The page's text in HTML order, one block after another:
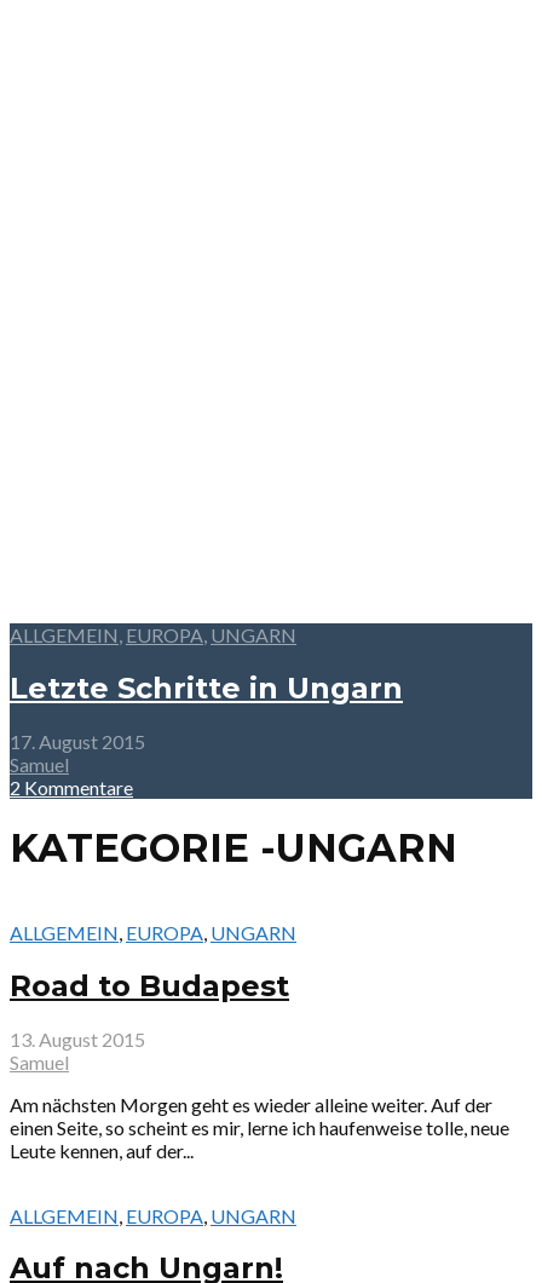
ALLGEMEIN, EUROPA, UNGARN
Letzte Schritte in Ungarn
17. August 2015
Samuel
2 Kommentare
KATEGORIE -UNGARN
ALLGEMEIN EUROPA UNGARN
Road to Budapest
13. August 2015
Samuel
Am nächsten Morgen geht es wieder alleine weiter. Auf der
einen Seite, so scheint es mir, lerne ich haufenweise tolle, neue
Leute kennen, auf der...
ALLGEMEIN EUROPA UNGARN
Auf nach Ungarn!